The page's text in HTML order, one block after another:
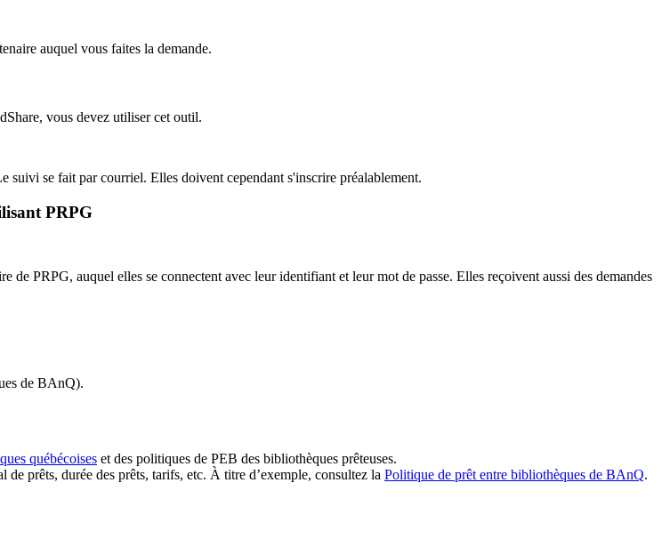
auquel vous faites la demande.
vous devez utiliser cet outil.
suivi se fait par courriel. Elles doivent cependant s'inscrire préalablement.
PRPG
PRPG, auquel elles se connectent avec leur identifiant et leur mot de passe. Elles reçoivent aussi des demandes
de BAnQ).
québécoises et des politiques de PEB des bibliothèques prêteuses.
prêts, durée des prêts, tarifs, etc. À titre d’exemple, consultez la Politique de prêt entre bibliothèques de BAnQ.